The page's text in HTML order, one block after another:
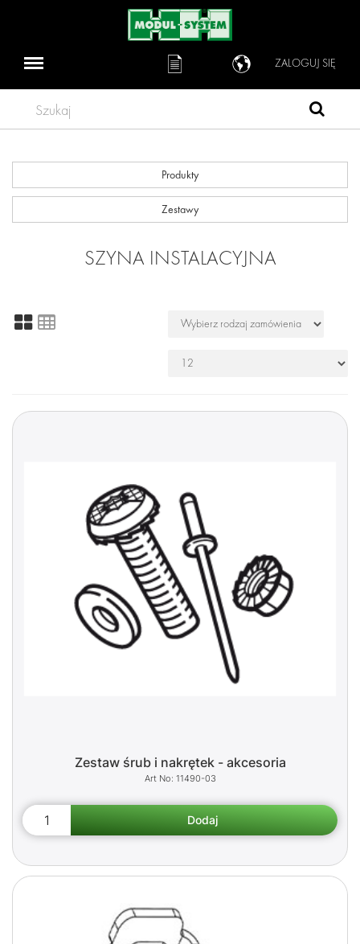
ZALOGUJ SIĘ
Szukaj
Produkty
Zestawy
SZYNA INSTALACYJNA
Zestaw śrub i nakrętek - akcesoria
11490-03